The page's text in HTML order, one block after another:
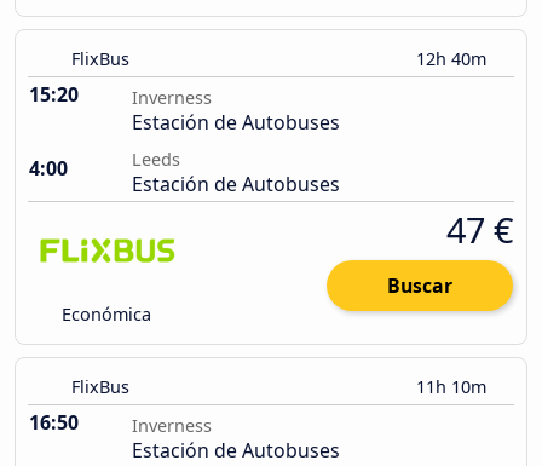
FlixBus 12h 40m
15:20 Inverness
Estación de Autobuses
4:00
Leeds
Estación de Autobuses
Económica
47 €
Buscar
FlixBus 11h 10m
16:50 Inverness
Estación de Autobuses